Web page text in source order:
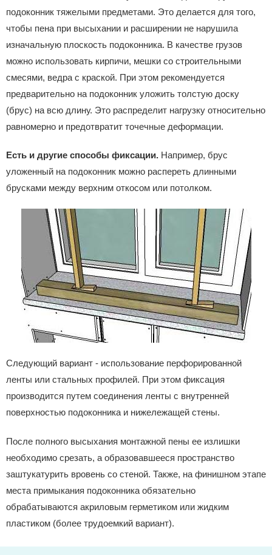
подоконник тяжелыми предметами. Это делается для того,
чтобы пена при высыхании и расширении не нарушила
изначальную плоскость подоконника. В качестве грузов
можно использовать кирпичи, мешки со строительными
смесями, ведра с краской. При этом рекомендуется
предварительно на подоконник уложить толстую доску
(брус) на всю длину. Это распределит нагрузку относительно
равномерно и предотвратит точечные деформации.
Есть и другие способы фиксации. Например, брус
уложенный на подоконник можно распереть длинными
брусками между верхним откосом или потолком.
Следующий вариант - использование перфорированной
ленты или стальных профилей. При этом фиксация
производится путем соединения ленты с внутренней
поверхностью подоконника и нижележащей стены.
После полного высыхания монтажной пены ее излишки
необходимо срезать, а образовавшееся пространство
заштукатурить вровень со стеной. Также, на финишном этапе
места примыкания подоконника обязательно
обрабатываются акриловым герметиком или жидким
пластиком (более трудоемкий вариант).